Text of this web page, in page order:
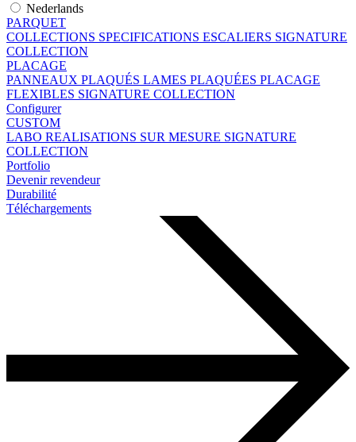
Nederlands
PARQUET
COLLECTIONS SPECIFICATIONS ESCALIERS SIGNATURE
COLLECTION
PLACAGE
PANNEAUX PLAQUÉS LAMES PLAQUÉES PLACAGE
FLEXIBLES SIGNATURE COLLECTION
Configurer
CUSTOM
LABO REALISATIONS SUR MESURE SIGNATURE
COLLECTION
Portfolio
Devenir revendeur
Durabilité
Téléchargements